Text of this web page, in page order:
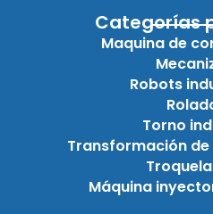
Categorías
Maquina de
Robots
Torno
Transformación
Máquina